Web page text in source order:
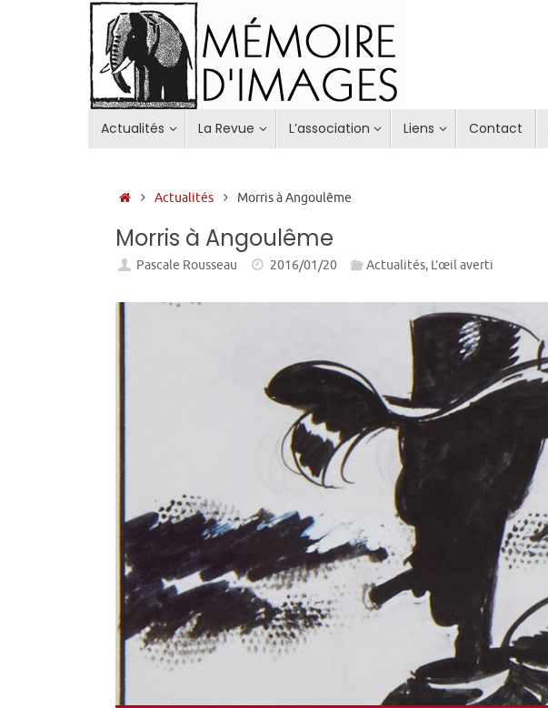
Actualités La Revue L’association Liens Contact
Accueil
Actualités Morris à Angoulême
Morris à Angoulême
Pascale Rousseau 2016/01/20 Actualités, L’œil averti